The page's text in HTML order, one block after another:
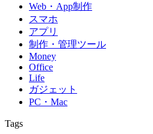
Web・App制作
スマホ
アプリ
制作・管理ツール
Money
Office
Life
ガジェット
PC・Mac
Tags